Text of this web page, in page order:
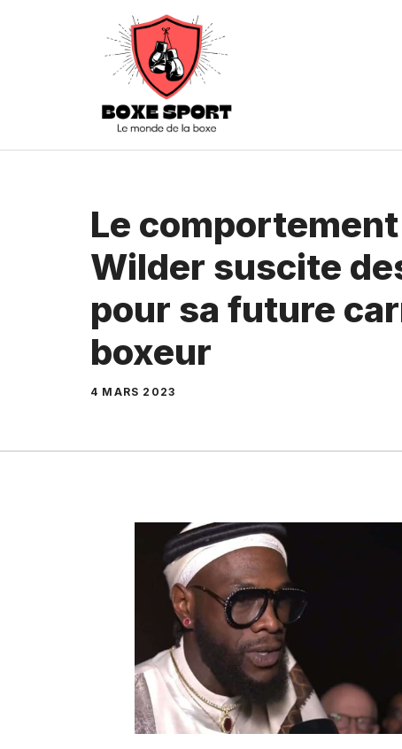
Le
Wilder suscite
pour sa future
boxeur
4 MARS 2023